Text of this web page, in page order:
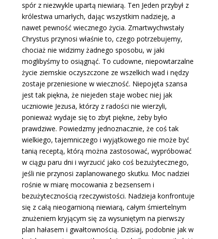
spór z niezwykle upartą niewiarą. Ten Jeden przybył z
królestwa umarłych, dając wszystkim nadzieję, a
nawet pewność wiecznego życia. Zmartwychwstały
Chrystus przynosi właśnie to, czego potrzebujemy,
chociaż nie widzimy żadnego sposobu, w jaki
moglibyśmy to osiągnąć. To cudowne, niepowtarzalne
życie ziemskie oczyszczone ze wszelkich wad i nędzy
zostaje przeniesione w wieczność. Niepojęta szansa
jest tak piękna, że niejeden staje wobec niej jak
uczniowie Jezusa, którzy z radości nie wierzyli,
ponieważ wydaje się to zbyt piękne, żeby było
prawdziwe. Powiedzmy jednoznacznie, że coś tak
wielkiego, tajemniczego i wyjątkowego nie może być
tanią receptą, którą można zastosować, wypróbować
w ciągu paru dni i wyrzucić jako coś bezużytecznego,
jeśli nie przynosi zaplanowanego skutku. Moc nadziei
rośnie w miarę mocowania z bezsensem i
bezużytecznością rzeczywistości. Nadzieja konfrontuje
się z całą nieogarnioną niewiarą, całym śmiertelnym
znużeniem kryjącym się za wysuniętym na pierwszy
plan hałasem i gwałtownością. Dzisiaj, podobnie jak w